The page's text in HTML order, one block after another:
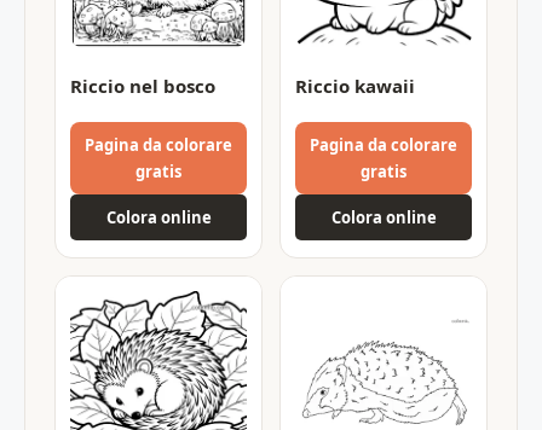
Riccio nel bosco
Pagina da colorare
gratis
Colora online
Riccio kawaii
Pagina da colorare
gratis
Colora online